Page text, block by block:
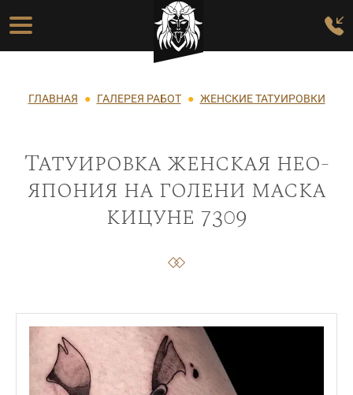
Перейти к основному содержанию
Основная навигация
Строка навигации
ГЛАВНАЯ ГАЛЕРЕЯ РАБОТ ЖЕНСКИЕ ТАТУИРОВКИ
Татуировка женская нео-
япония на голени маска
кицуне 7309